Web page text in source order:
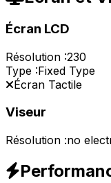
Écran LCD
Résolution :230
Type :Fixed Type
Écran Tactile
Viseur
Résolution :no